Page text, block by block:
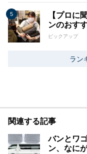
【プロに
ンのおす
ピックアップ
ラン
関連する記事
バンとワ
ン、なに